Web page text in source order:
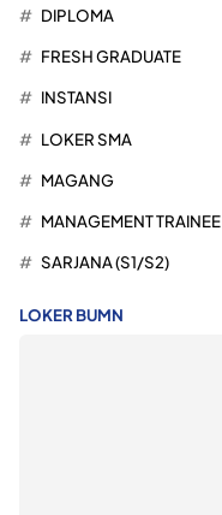
DIPLOMA
FRESH GRADUATE
INSTANSI
LOKER SMA
MAGANG
MANAGEMENT TRAINEE
SARJANA (S1/S2)
LOKER BUMN